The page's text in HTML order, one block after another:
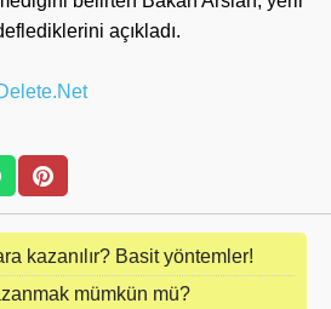
açıkladı.
kazanılır? Basit yöntemler!
mümkün mü?